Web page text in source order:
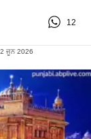
12
ਜੂਨ 2026